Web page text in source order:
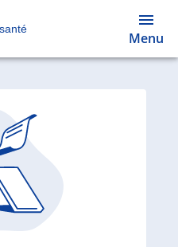
Menu